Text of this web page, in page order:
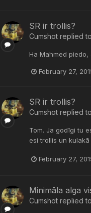
SR ir trollis?
Cumshot replied to
Ha Mahmed
February 27,
SR ir trollis?
Cumshot replied to
Tom. Ja godīgi tu
esi trollis un kulakā
February 27,
Minimāla alga
Cumshot replied to